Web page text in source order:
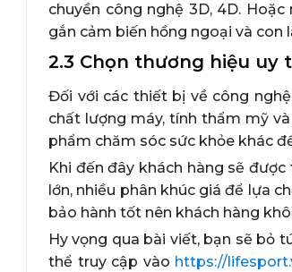
chuyền công nghệ 3D, 4D.
gắn cảm biến hồng ngoại và con
2.3 Chọn thương hiệu uy
Đối với các thiết bị về công
chất lượng máy, tính thẩm mỹ
phẩm chăm sóc sức khỏe khác
Khi đến đây khách hàng sẽ
lớn, nhiều phân khúc giá để lựa
bảo hành tốt nên khách hàng
Hy vọng qua bài viết, bạn sẽ bỏ
thể truy cập vào https://